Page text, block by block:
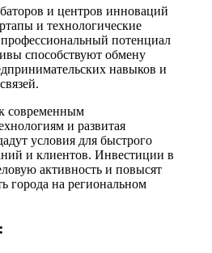
и центров инноваций
и технологические
потенциал
способствуют обмену
навыков и
современным
и развитая
условия для быстрого
и клиентов. Инвестиции в
активность и повысят
города на региональном